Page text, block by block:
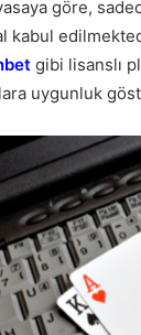
göre,
gibi lisanslı
uygunluk